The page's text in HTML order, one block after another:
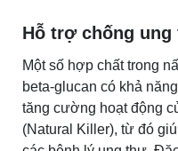
Hỗ trợ chống
Một số hợp chất trong
beta-glucan có khả
tăng cường hoạt động
(Natural Killer), từ đó